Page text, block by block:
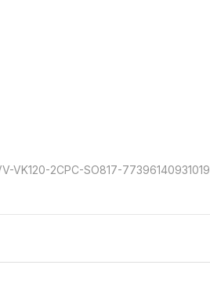
VK120-2CPC-SO817-77396140931019